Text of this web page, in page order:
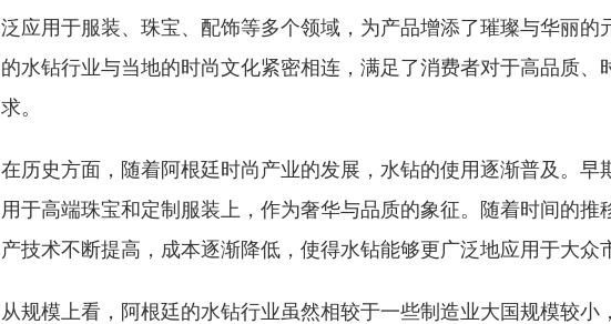
泛应用于服装、珠宝、配饰等多个领域，为产品增添了璀璨与华丽的
的水钻行业与当地的时尚文化紧密相连，满足了消费者对于高品质、
求。
在历史方面，随着阿根廷时尚产业的发展，水钻的使用逐渐普及。早
用于高端珠宝和定制服装上，作为奢华与品质的象征。随着时间的推
产技术不断提高，成本逐渐降低，使得水钻能够更广泛地应用于大众
从规模上看，阿根廷的水钻行业虽然相较于一些制造业大国规模较小